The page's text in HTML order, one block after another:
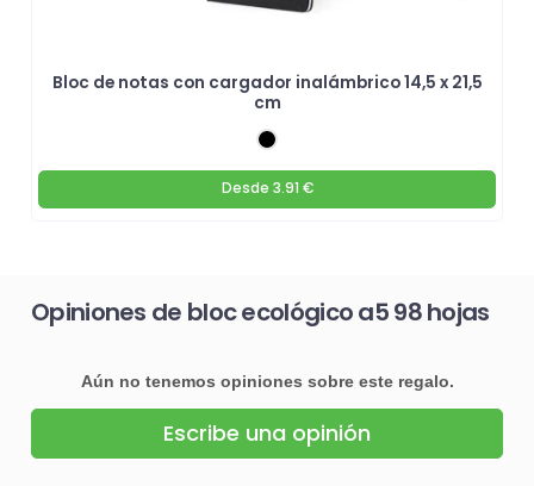
Bloc de notas con cargador inalámbrico 14,5 x 21,5
cm
Desde 3.91 €
Opiniones de bloc ecológico a5 98 hojas
Aún no tenemos opiniones sobre este regalo.
Escribe una opinión